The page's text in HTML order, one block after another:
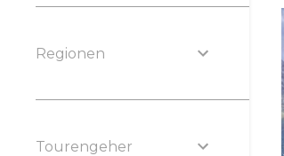
Regionen
Tourengeher